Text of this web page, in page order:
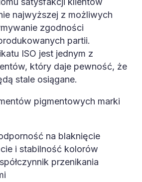
najwyższej z możliwych
zgodności
partii.
ISO jest jednym z
który daje pewność, że
stale osiągane.
pigmentowych marki
na blaknięcie
i stabilność kolorów
przenikania